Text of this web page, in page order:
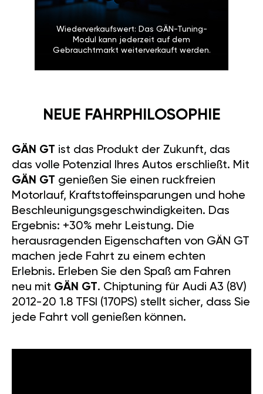
Wiederverkaufswert: Das GÄN-Tuning-
Modul kann jederzeit auf dem
Gebrauchtmarkt weiterverkauft werden.
NEUE FAHRPHILOSOPHIE
GÄN GT ist das Produkt der Zukunft, das
das volle Potenzial Ihres Autos erschließt. Mit
GÄN GT genießen Sie einen ruckfreien
Motorlauf, Kraftstoffeinsparungen und hohe
Beschleunigungsgeschwindigkeiten. Das
Ergebnis: +30% mehr Leistung. Die
herausragenden Eigenschaften von GÄN GT
machen jede Fahrt zu einem echten
Erlebnis. Erleben Sie den Spaß am Fahren
neu mit GÄN GT. Chiptuning für Audi A3 (8V)
2012-20 1.8 TFSI (170PS) stellt sicher, dass Sie
jede Fahrt voll genießen können.